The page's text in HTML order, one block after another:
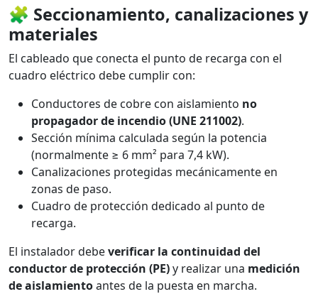
🧩 Seccionamiento, canalizaciones y
materiales
El cableado que conecta el punto de recarga con el
cuadro eléctrico debe cumplir con:
Conductores de cobre con aislamiento no
propagador de incendio (UNE 211002).
Sección mínima calculada según la potencia
(normalmente ≥ 6 mm² para 7,4 kW).
Canalizaciones protegidas mecánicamente en
zonas de paso.
Cuadro de protección dedicado al punto de
recarga.
El instalador debeverificar la continuidad del
conductor de protección (PE)y realizar una medición
de aislamientoantes de la puesta en marcha.